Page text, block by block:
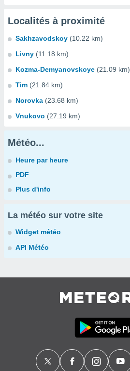
Localités à proximité
Sakhzavodskoy (10.22 km)
Livny (11.18 km)
Kozma-Demyanovskoye (21.09 km)
Tim (21.84 km)
Norovka (23.68 km)
Vnukovo (27.19 km)
Météo...
Heure par heure
PDF
Plus d'info
La météo sur votre site
Widget météo
API Météo